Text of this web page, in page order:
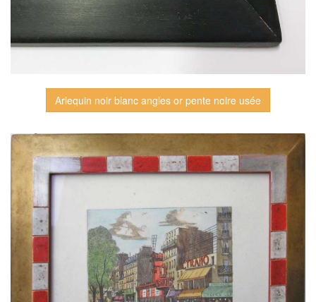
Arlequin noir blanc angles or pente noire usée